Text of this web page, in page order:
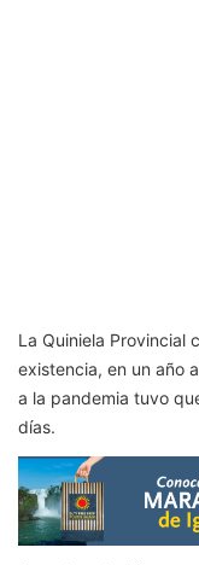
La Quiniela Provincial
existencia, en un año
a la pandemia tuvo
días.